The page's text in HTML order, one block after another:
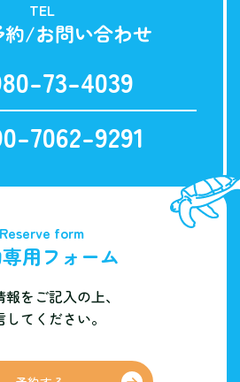
TEL
約/お問い合わせ
73-4039
7062-9291
Reserve form
用フォーム
をご記入の上、
してください。